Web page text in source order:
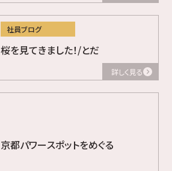
社員ブログ
桜を見てきました！/とだ
詳しく見る
京都パワースポットをめぐる